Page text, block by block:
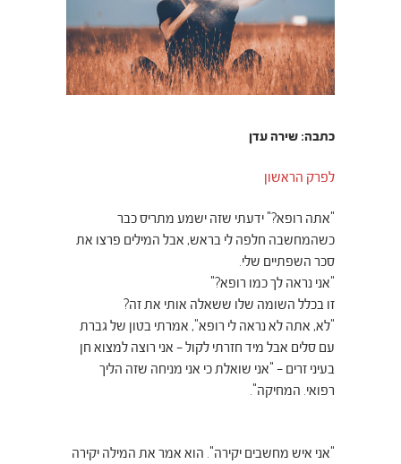
כתבה: שירה עדן
לפרק הראשון
"אתה רופא?" ידעתי שזה ישמע מתריס כבר
כשהמחשבה חלפה לי בראש, אבל המילים פרצו את
סכר השפתיים שלי.
"אני נראה לך כמו רופא?"
זו בכלל השומה שלו ששאלה אותי את זה?
"לא, אתה לא נראה לי רופא", אמרתי בטון של גברת
עם סלים אבל מיד חזרתי לקול – אני רוצה למצוא חן
בעיני זרים – "אני שואלת כי אני מניחה שזה הליך
רפואי. המחיקה".
"אני איש מחשבים יקירה". הוא אמר את המילה יקירה